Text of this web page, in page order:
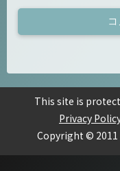
This site is
Privacy
Copyright © 2011